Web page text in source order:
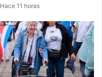
Hace 11 horas